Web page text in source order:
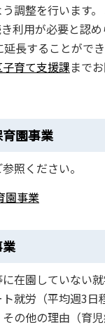
調整を行います
利用が必要と認
長することができ
育て支援課まで
園事業
照ください。
園事業
在園していない
就労（平均週3日
の他の理由（育